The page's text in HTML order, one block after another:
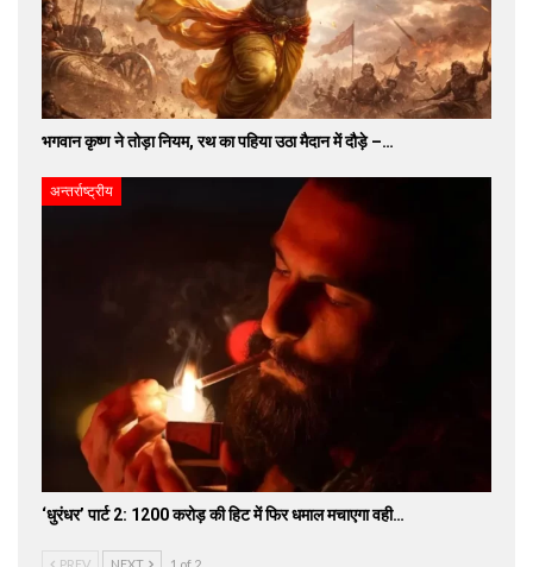
भगवान कृष्ण ने तोड़ा नियम, रथ का पहिया उठा मैदान में दौड़े –…
अन्तर्राष्ट्रीय
‘धुरंधर’ पार्ट 2: 1200 करोड़ की हिट में फिर धमाल मचाएगा वही…
PREV NEXT 1 of 2